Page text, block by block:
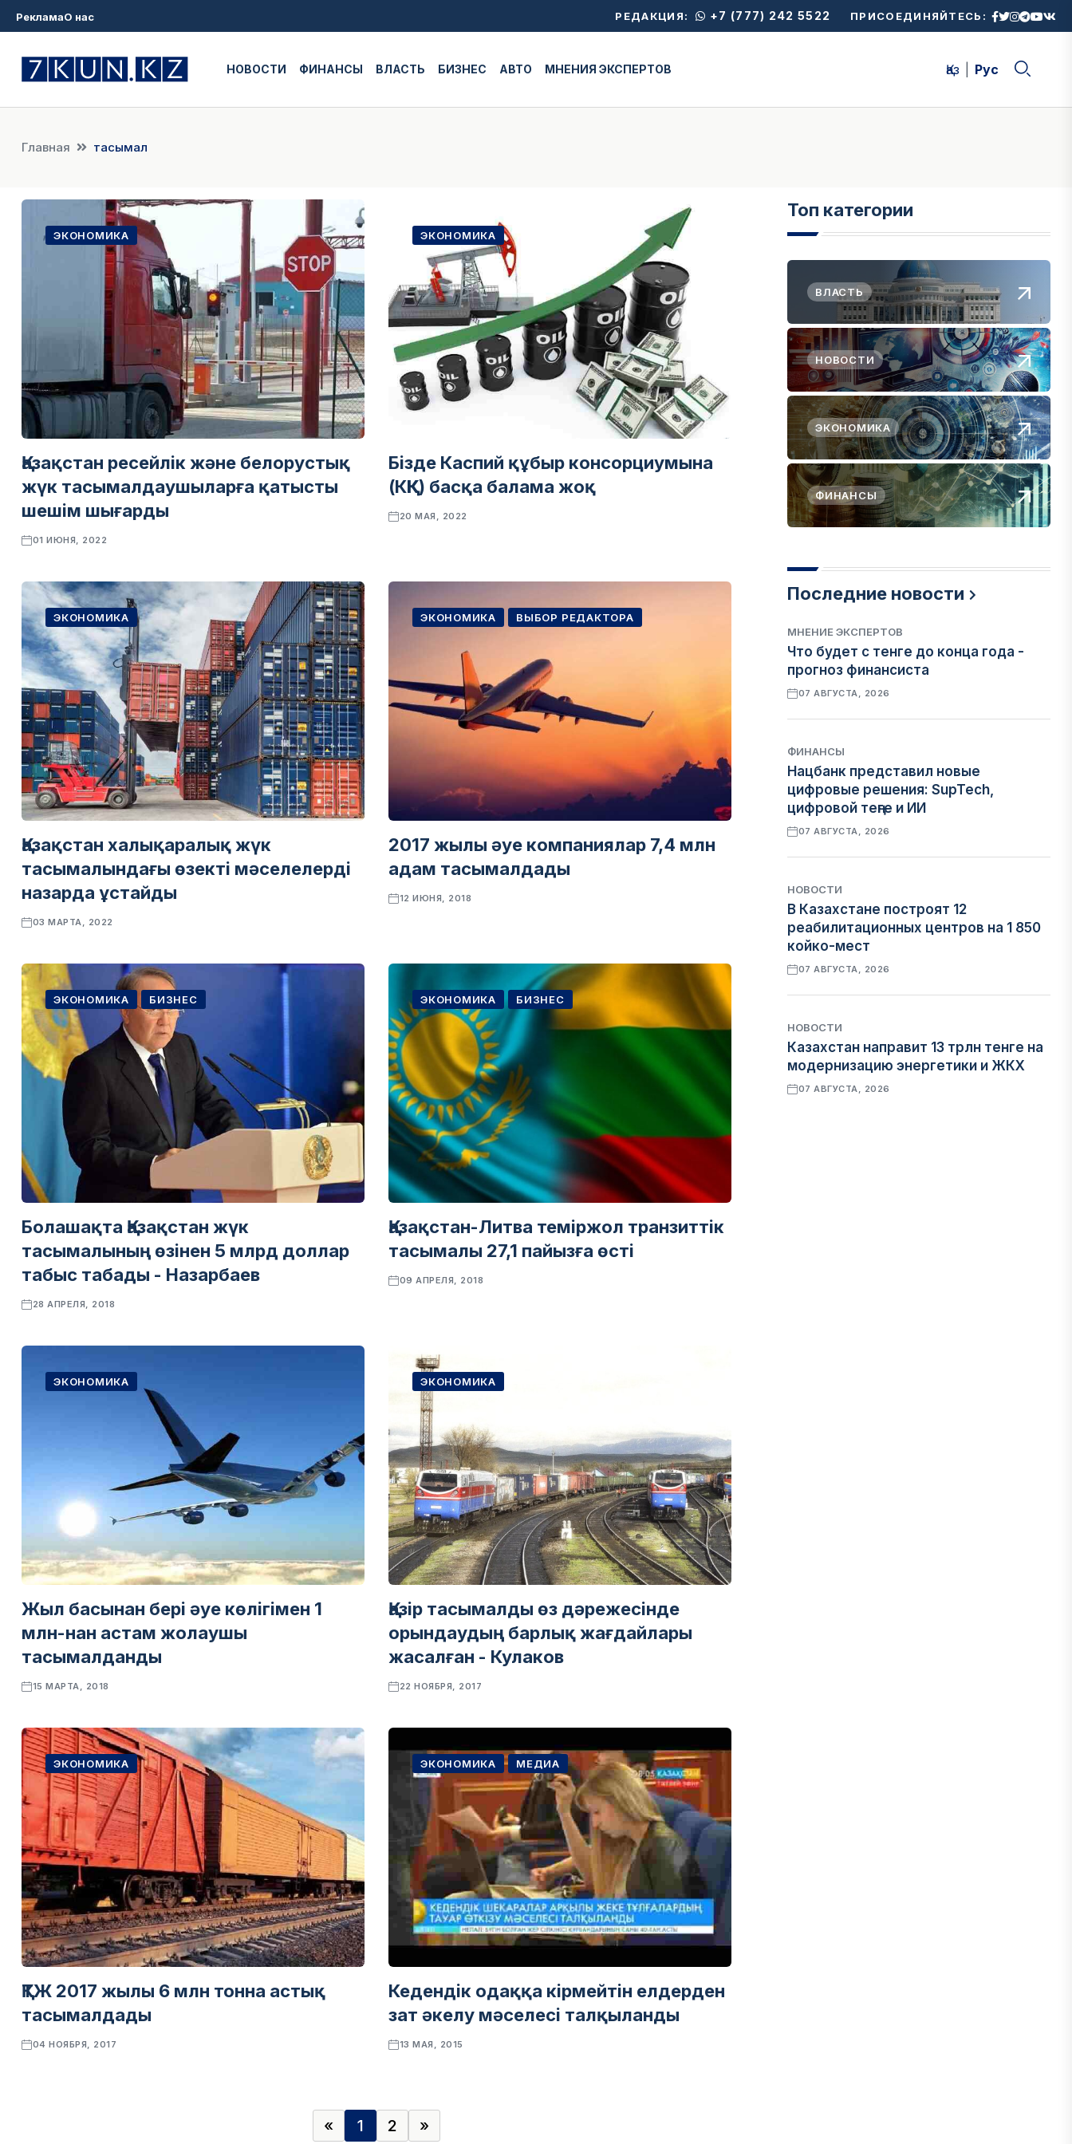
РекламаО нас РЕДАКЦИЯ: +7 (777) 242 5522 ПРИСОЕДИНЯЙТЕСЬ:
НОВОСТИ ФИНАНСЫ ВЛАСТЬ БИЗНЕС АВТО МНЕНИЯ ЭКСПЕРТОВ Қаз Рус
Главная тасымал
ЭКОНОМИКА
Қазақстан ресейлік және белорустық
жүк тасымалдаушыларға қатысты
шешім шығарды
01 ИЮНЯ, 2022
ЭКОНОМИКА
Бізде Каспий құбыр консорциумына
(КҚК) басқа балама жоқ
20 МАЯ, 2022
ЭКОНОМИКА
Қазақстан халықаралық жүк
тасымалындағы өзекті мәселелерді
назарда ұстайды
03 МАРТА, 2022
ЭКОНОМИКА ВЫБОР РЕДАКТОРА
2017 жылы әуе компаниялар 7,4 млн
адам тасымалдады
12 ИЮНЯ, 2018
ЭКОНОМИКА БИЗНЕС
Болашақта Қазақстан жүк
тасымалының өзінен 5 млрд доллар
табыс табады - Назарбаев
28 АПРЕЛЯ, 2018
ЭКОНОМИКА БИЗНЕС
Қазақстан-Литва теміржол транзиттік
тасымалы 27,1 пайызға өсті
09 АПРЕЛЯ, 2018
ЭКОНОМИКА
Жыл басынан бері әуе көлігімен 1
млн-нан астам жолаушы
тасымалданды
15 МАРТА, 2018
ЭКОНОМИКА
Қазір тасымалды өз дәрежесінде
орындаудың барлық жағдайлары
жасалған - Кулаков
22 НОЯБРЯ, 2017
ЭКОНОМИКА
ҚТЖ 2017 жылы 6 млн тонна астық
тасымалдады
04 НОЯБРЯ, 2017
ЭКОНОМИКА МЕДИА
Кедендік одаққа кірмейтін елдерден
зат әкелу мәселесі талқыланды
13 МАЯ, 2015
« 1 2 »
Топ категории
ВЛАСТЬ
НОВОСТИ
ЭКОНОМИКА
ФИНАНСЫ
Последние новости
МНЕНИЕ ЭКСПЕРТОВ
Что будет с тенге до конца года -
прогноз финансиста
07 АВГУСТА, 2026
ФИНАНСЫ
Нацбанк представил новые
цифровые решения: SupTech,
цифровой теңге и ИИ
07 АВГУСТА, 2026
НОВОСТИ
В Казахстане построят 12
реабилитационных центров на 1 850
койко-мест
07 АВГУСТА, 2026
НОВОСТИ
Казахстан направит 13 трлн тенге на
модернизацию энергетики и ЖКХ
07 АВГУСТА, 2026